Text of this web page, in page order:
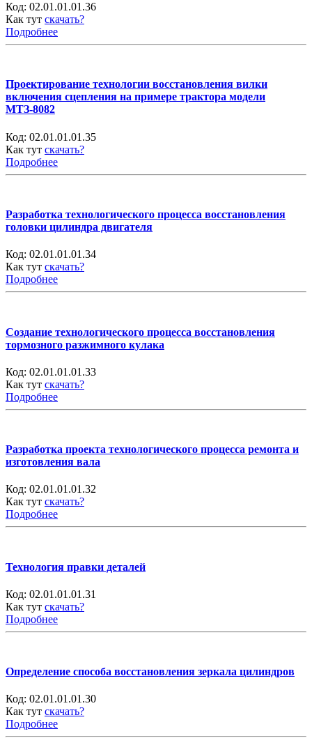
Код: 02.01.01.01.36
Как тут скачать?
Подробнее
Проектирование технологии восстановления вилки
включения сцепления на примере трактора модели
МТЗ-8082
Код: 02.01.01.01.35
Как тут скачать?
Подробнее
Разработка технологического процесса восстановления
головки цилиндра двигателя
Код: 02.01.01.01.34
Как тут скачать?
Подробнее
Создание технологического процесса восстановления
тормозного разжимного кулака
Код: 02.01.01.01.33
Как тут скачать?
Подробнее
Разработка проекта технологического процесса ремонта и
изготовления вала
Код: 02.01.01.01.32
Как тут скачать?
Подробнее
Технология правки деталей
Код: 02.01.01.01.31
Как тут скачать?
Подробнее
Определение способа восстановления зеркала цилиндров
Код: 02.01.01.01.30
Как тут скачать?
Подробнее